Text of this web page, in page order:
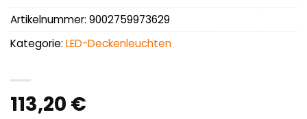
113,20 €
Artikelnummer: 9002759973629
Kategorie: LED-Deckenleuchten